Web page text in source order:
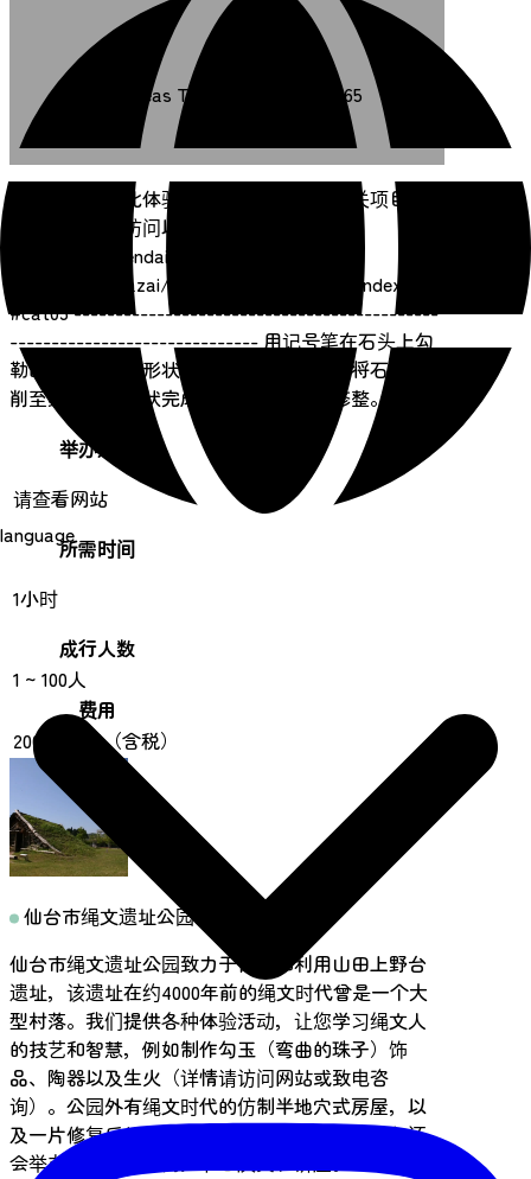
language
Overseas TEL +81-22-307-5665
【通知】目前此体验项目仅接受预约。有关项目日
期和详情，请访问以下网站（日语）：
http://www.sendai-
c.ed.jp/~bunkazai/~jyoumon/wakuwaku/index.html
#cat03 --------------------------------------------
------------------------------ 用记号笔在石头上勾
勒出想要制作的形状，然后用木块和纸锉将石头刮
削至线条处。形状完成后，进行抛光和修整。
举办期间
请查看网站
所需时间
1小时
成行人数
1 ~ 100人
费用
200 日元起（含税）
仙台市绳文遗址公园
仙台市绳文遗址公园致力于保护和利用山田上野台
遗址，该遗址在约4000年前的绳文时代曾是一个大
型村落。我们提供各种体验活动，让您学习绳文人
的技艺和智慧，例如制作勾玉（弯曲的珠子）饰
品、陶器以及生火（详情请访问网站或致电咨
询）。公园外有绳文时代的仿制半地穴式房屋，以
及一片修复后的自然环境，供您漫步游览。全年还
会举办各种活动，例如节日庆典和讲座。